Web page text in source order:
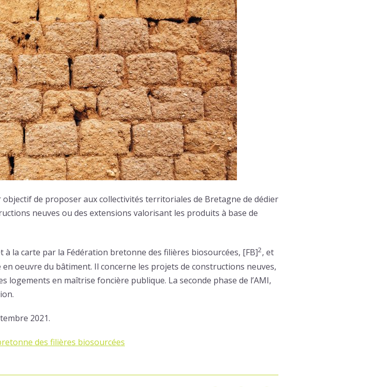
de proposer aux collectivités territoriales de Bretagne de dédier
neuves ou des extensions valorisant les produits à base de
la carte par la Fédération bretonne des filières biosourcées, [FB]2, et
oeuvre du bâtiment. Il concerne les projets de constructions neuves,
en maîtrise foncière publique. La seconde phase de l’AMI,
2021.
des filières biosourcées